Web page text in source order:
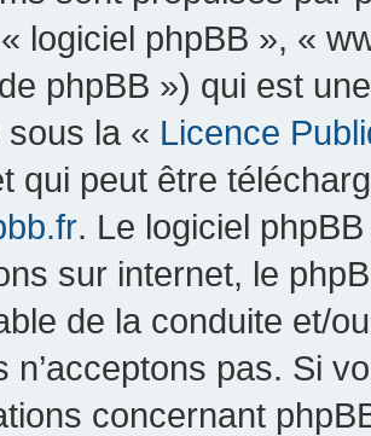
logiciel phpBB », «
phpBB ») qui est
la « Licence
qui peut être
. Le logiciel
sur internet, le
de la conduite et/
n’acceptons pas. Si
concernant